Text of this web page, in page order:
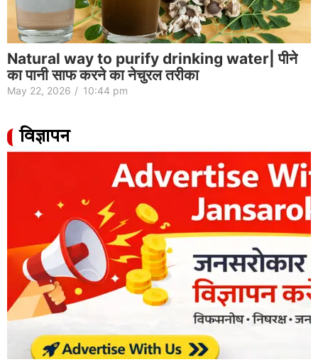
Natural way to purify drinking water| पीने
का पानी साफ करने का नेचुरल तरीका
May 22, 2026 / 10:44 pm
विज्ञापन